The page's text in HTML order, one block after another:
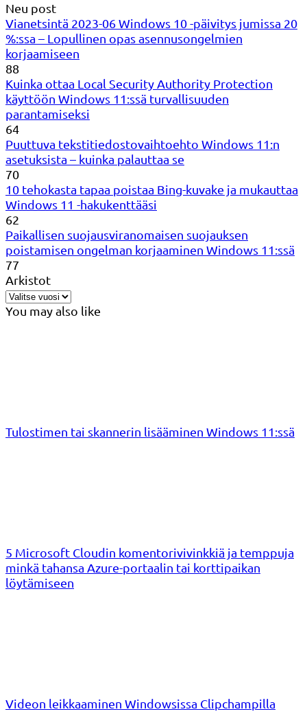
Neu post
Vianetsintä 2023-06 Windows 10 -päivitys jumissa 20
%:ssa – Lopullinen opas asennusongelmien
korjaamiseen
88
Kuinka ottaa Local Security Authority Protection
käyttöön Windows 11:ssä turvallisuuden
parantamiseksi
64
Puuttuva tekstitiedostovaihtoehto Windows 11:n
asetuksista – kuinka palauttaa se
70
10 tehokasta tapaa poistaa Bing-kuvake ja mukauttaa
Windows 11 -hakukenttääsi
62
Paikallisen suojausviranomaisen suojauksen
poistamisen ongelman korjaaminen Windows 11:ssä
77
Arkistot
You may also like
Tulostimen tai skannerin lisääminen Windows 11:ssä
5 Microsoft Cloudin komentorivivinkkiä ja temppuja
minkä tahansa Azure-portaalin tai korttipaikan
löytämiseen
Videon leikkaaminen Windowsissa Clipchampilla